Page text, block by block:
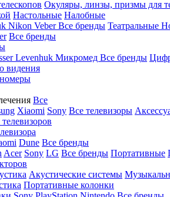
Окуляры, линзы, призмы для
Настольные Налобные
Nikon VeberВсе бренды Театральные
Все бренды
Levenhuk Микромед Все бренды
видения
Все
Xiaomi Sony Все телевизоры
Dune Все бренды
Acer Sony LG Все бренды Портативные
Акустические системы
Портативные колонки